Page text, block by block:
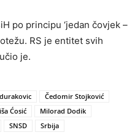
po principu ‘jedan čovjek –
RS je entitet svih
je.
Čedomir Stojković
Ćosić
Milorad Dodik
SNSD
Srbija